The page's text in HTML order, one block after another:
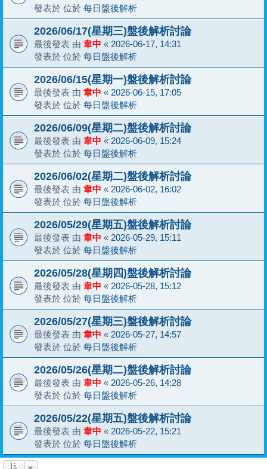
發表於 位於 每日盤後解析
2026/06/17(星期三)盤後解析討論
最後發表 由 韋中 « 2026-06-17, 14:31
發表於 位於 每日盤後解析
2026/06/15(星期一)盤後解析討論
最後發表 由 韋中 « 2026-06-15, 17:05
發表於 位於 每日盤後解析
2026/06/09(星期二)盤後解析討論
最後發表 由 韋中 « 2026-06-09, 15:24
發表於 位於 每日盤後解析
2026/06/02(星期二)盤後解析討論
最後發表 由 韋中 « 2026-06-02, 16:02
發表於 位於 每日盤後解析
2026/05/29(星期五)盤後解析討論
最後發表 由 韋中 « 2026-05-29, 15:11
發表於 位於 每日盤後解析
2026/05/28(星期四)盤後解析討論
最後發表 由 韋中 « 2026-05-28, 15:12
發表於 位於 每日盤後解析
2026/05/27(星期三)盤後解析討論
最後發表 由 韋中 « 2026-05-27, 14:57
發表於 位於 每日盤後解析
2026/05/26(星期二)盤後解析討論
最後發表 由 韋中 « 2026-05-26, 14:28
發表於 位於 每日盤後解析
2026/05/22(星期五)盤後解析討論
最後發表 由 韋中 « 2026-05-22, 15:21
發表於 位於 每日盤後解析